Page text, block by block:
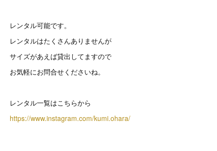
レンタル可能です。
レンタルはたくさんありませんが
サイズがあえば貸出してますので
お気軽にお問合せくださいね。
レンタル一覧はこちらから
https://www.instagram.com/kumi.ohara/